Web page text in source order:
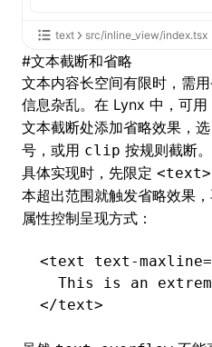
text src/inline_view/index.tsx
#文本截断和省略
文本内容长空间有限时，需
信息杂乱。在 Lynx 中，可用
文本截断处添加省略效果，选
号，或用 clip 按规则截断。
具体实现时，先限定 <text>
本超出范围就触发省略效果
属性控制呈现方式：
<text text-maxline=
This is an
</text>